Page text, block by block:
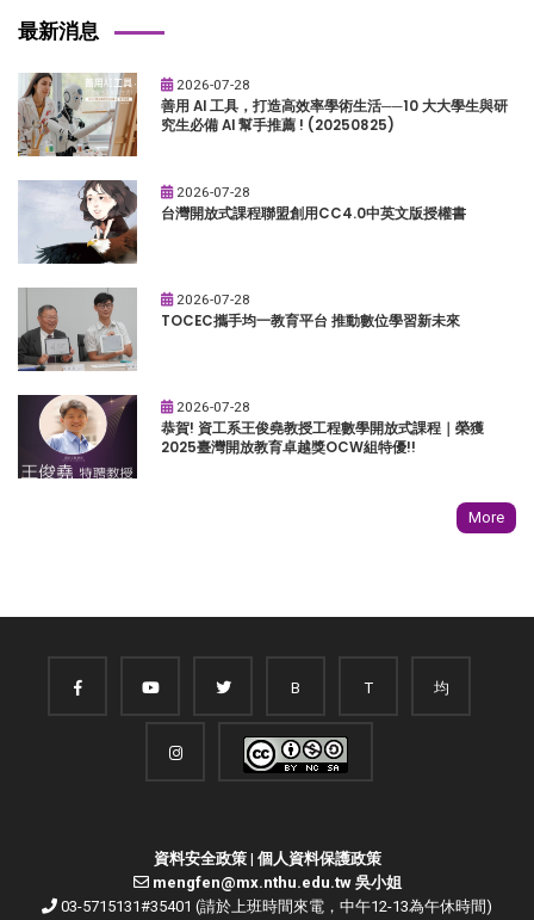
最新消息
2026-07-28
善用 AI 工具，打造高效率學術生活──10 大大學生與研
究生必備 AI 幫手推薦 ! (20250825)
2026-07-28
台灣開放式課程聯盟創用CC4.0中英文版授權書
2026-07-28
TOCEC攜手均一教育平台 推動數位學習新未來
2026-07-28
恭賀! 資工系王俊堯教授工程數學開放式課程｜榮獲
2025臺灣開放教育卓越獎OCW組特優!!
More
B T 均
資料安全政策| 個人資料保護政策
mengfen@mx.nthu.edu.tw 吳小姐
03-5715131#35401 (請於上班時間來電，中午12-13為午休時間)